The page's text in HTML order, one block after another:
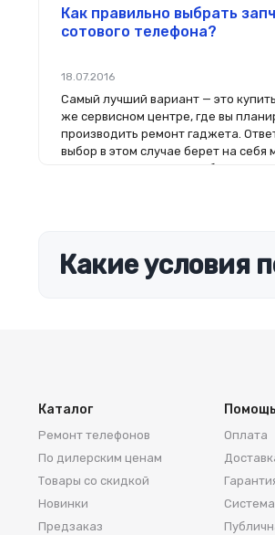
Как правильно выбрать
сотового телефона?
18.07.2016
Самый лучший вариант — это
же сервисном центре, где вы
производить ремонт гаджета.
выбор в этом случае берет на себя
того, на комплектующие будет
сориентироваться в разъемах,
крепления, электрических
Какие условия
Каталог
Ремонт телефонов
По дилерским ценам
Товары со скидкой
Новинки
Предзаказ
Помощь
Оплата